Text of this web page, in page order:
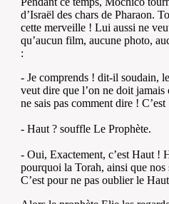
d’Israël des chars de Pharaon.
cette merveille ! Lui aussi ne
qu’aucun film, aucune photo,
:
- Je comprends ! dit-il soudain,
veut dire que l’on ne doit jamais
ne sais pas comment dire !
- Haut ? souffle Le Prophète.
- Oui, Exactement, c’est Haut !
pourquoi la Torah, ainsi que nos
C’est pour ne pas oublier le